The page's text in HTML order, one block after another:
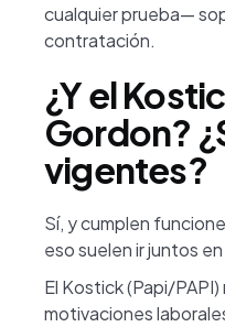
cualquier prueba—
contratación.
¿Y el
Gordon?
vigentes?
Sí, y cumplen
eso suelen ir juntos
El Kostick (Papi/
motivaciones